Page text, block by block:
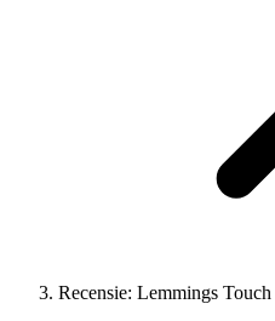
Recensie: Lemmings